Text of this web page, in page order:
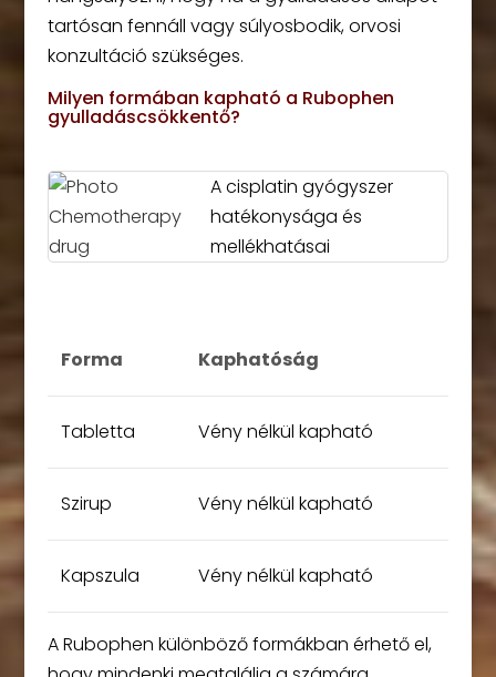
tartósan fennáll vagy súlyosbodik, orvosi
konzultáció szükséges.
Milyen formában kapható a Rubophen
gyulladáscsökkentő?
A cisplatin gyógyszer
hatékonysága és
mellékhatásai
Forma Kaphatóság
Tabletta Vény nélkül kapható
Szirup Vény nélkül kapható
Kapszula Vény nélkül kapható
A Rubophen különböző formákban érhető el,